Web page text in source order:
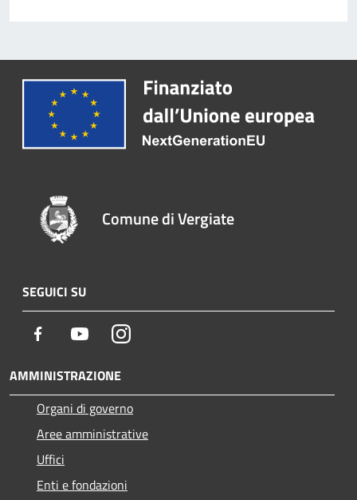
Comune di Vergiate
SEGUICI SU
Facebook YoutubeInstagram
AMMINISTRAZIONE
Organi di governo
Aree amministrative
Uffici
Enti e fondazioni